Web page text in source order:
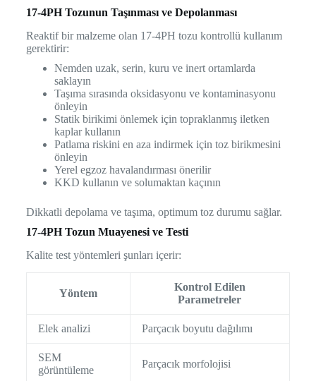
17-4PH Tozunun Taşınması ve Depolanması
Reaktif bir malzeme olan 17-4PH tozu kontrollü kullanım
gerektirir:
Nemden uzak, serin, kuru ve inert ortamlarda
saklayın
Taşıma sırasında oksidasyonu ve kontaminasyonu
önleyin
Statik birikimi önlemek için topraklanmış iletken
kaplar kullanın
Patlama riskini en aza indirmek için toz birikmesini
önleyin
Yerel egzoz havalandırması önerilir
KKD kullanın ve solumaktan kaçının
Dikkatli depolama ve taşıma, optimum toz durumu sağlar.
17-4PH Tozun Muayenesi ve Testi
Kalite test yöntemleri şunları içerir:
Yöntem
Kontrol Edilen
Parametreler
Elek analizi Parçacık boyutu dağılımı
SEM
görüntüleme
Parçacık morfolojisi